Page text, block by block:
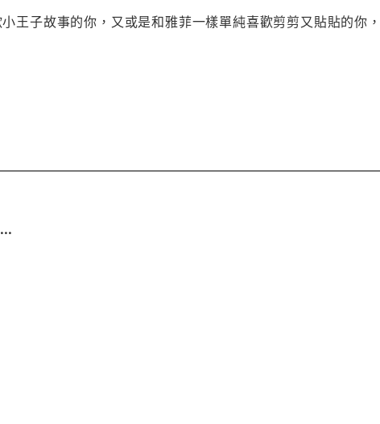
王子故事的你，又或是和雅菲一樣單純喜歡剪剪又貼貼的你
…